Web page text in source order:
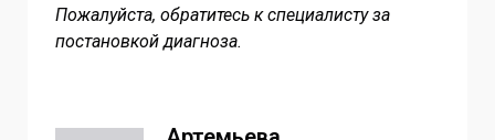
Пожалуйста, обратитесь к специалисту за
постановкой диагноза.